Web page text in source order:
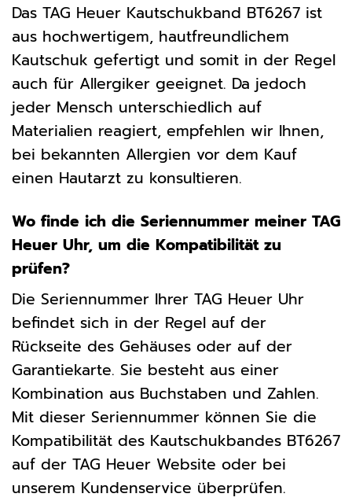
Das TAG Heuer Kautschukband BT6267 ist
aus hochwertigem, hautfreundlichem
Kautschuk gefertigt und somit in der Regel
auch für Allergiker geeignet. Da jedoch
jeder Mensch unterschiedlich auf
Materialien reagiert, empfehlen wir Ihnen,
bei bekannten Allergien vor dem Kauf
einen Hautarzt zu konsultieren.
Wo finde ich die Seriennummer meiner TAG
Heuer Uhr, um die Kompatibilität zu
prüfen?
Die Seriennummer Ihrer TAG Heuer Uhr
befindet sich in der Regel auf der
Rückseite des Gehäuses oder auf der
Garantiekarte. Sie besteht aus einer
Kombination aus Buchstaben und Zahlen.
Mit dieser Seriennummer können Sie die
Kompatibilität des Kautschukbandes BT6267
auf der TAG Heuer Website oder bei
unserem Kundenservice überprüfen.